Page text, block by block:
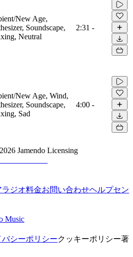
New Age,
Soundscape,
Neutral
2:31 -
New Age, Wind,
Soundscape,
Sad
4:00 -
2026 Jamendo Licensing
ラジオ料金お問い合わせヘルプセン
Music
バシーポリシークッキーポリシー著